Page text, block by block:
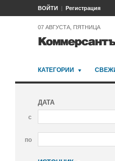
ВОЙТИ Регистрация
07 АВГУСТА, ПЯТНИЦА
КАТЕГОРИИ
ДАТА
с
по